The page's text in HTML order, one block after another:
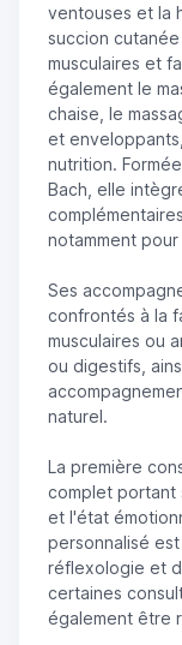
ventouses et la
succion
musculaires et
également le
chaise, le
et
nutrition.
Bach, elle
notamment
Ses
confrontés à la
musculaires ou
ou digestifs,
naturel.
La première
complet portant
et l'état
personnalisé
réflexologie et
certaines
également être